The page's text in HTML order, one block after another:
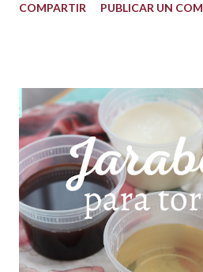
propiedad de solidificarse al
auténtica maravilla. Se lo puede
formas con el mismo resultado,
es una crema que tiene una parte
de crema de leche o nata, más
ganache aquí en mi Blog. 😉
600 g de chocolate blanco
cálidos) 200 g de crema para batir
para hacer Chantilly vegetal)
COMPARTIR PUBLICAR UN